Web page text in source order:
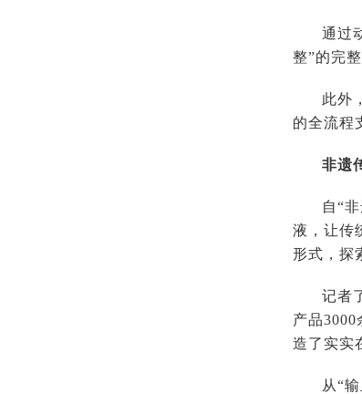
通过
整”的完
此外
的全流程
非遗
自“
液，让传
形式，探
记者
产品
造了实实
从“